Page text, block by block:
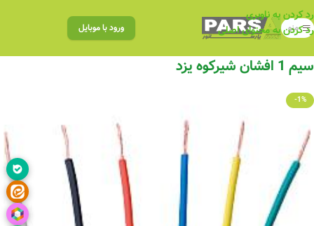
رد کردن به ناوبری
رد کردن به محتوای اصلی
منو ورود با موبایل
سیم 1 افشان شیرکوه یزد
-1%